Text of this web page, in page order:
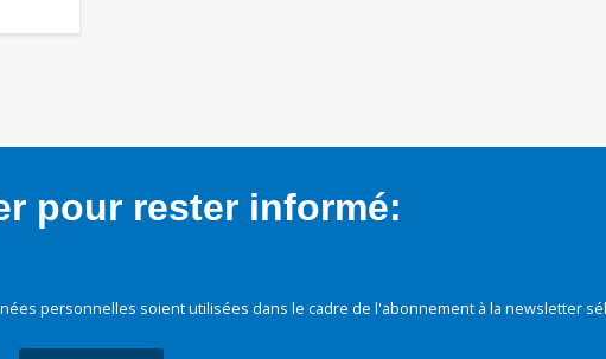
pour rester informé:
personnelles soient utilisées dans le cadre de l'abonnement à la newsletter